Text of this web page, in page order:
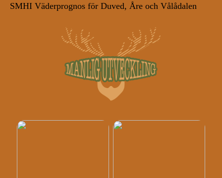
SMHI Väderprognos för Duved, Åre och Vålådalen